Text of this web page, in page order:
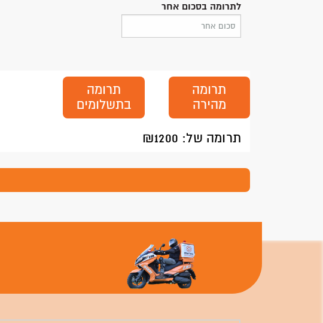
לתרומה בסכום אחר
תרומה
מהירה
תרומה
בתשלומים
תרומה של: ₪ 1200